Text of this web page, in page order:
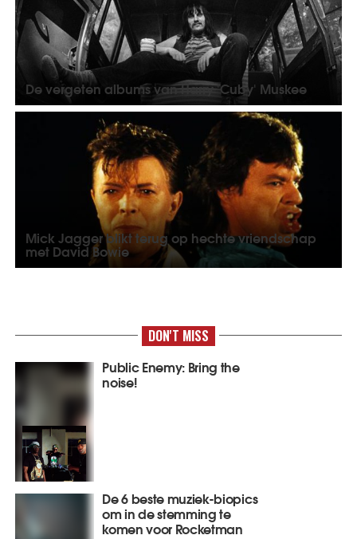
De vergeten albums van Harry 'Cuby' Muskee
Mick Jagger blikt terug op hechte vriendschap
met David Bowie
DON'T MISS
Public Enemy: Bring the
noise!
De 6 beste muziek-biopics
om in de stemming te
komen voor Rocketman